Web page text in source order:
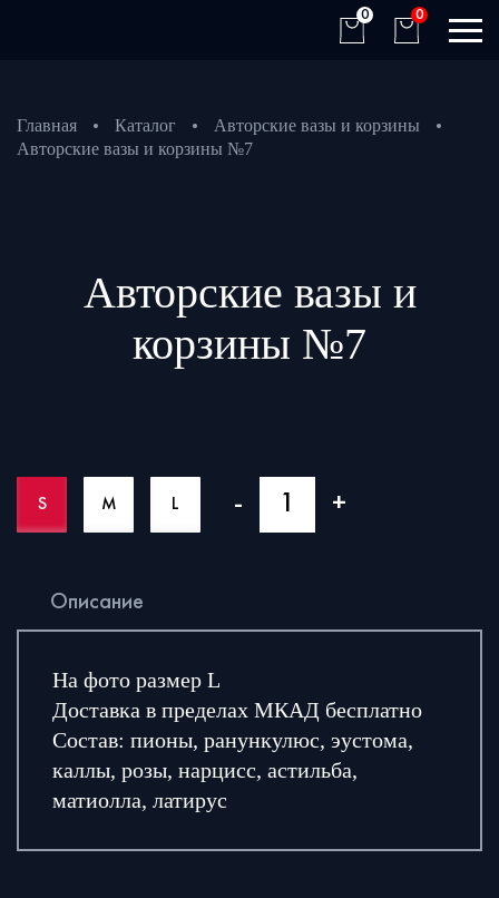
0 0
Главная Каталог
Авторские вазы и корзины
Авторские вазы и корзины №7
Авторские вазы и
корзины №7
S M L - +
Описание
На фото размер L
Доставка в пределах МКАД бесплатно
Состав: пионы, ранункулюс, эустома,
каллы, розы, нарцисс, астильба,
матиолла, латирус